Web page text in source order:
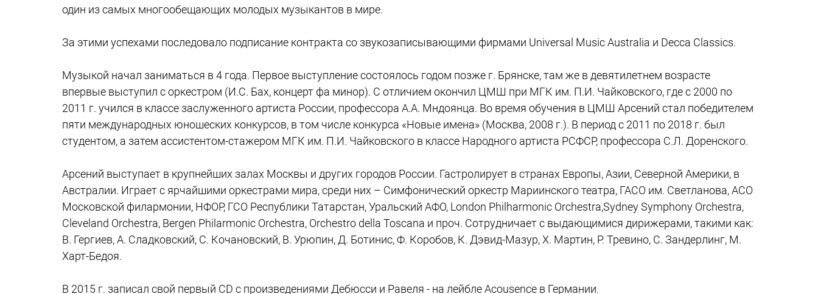
один из самых многообещающих молодых музыкантов в мире.
За этими успехами последовало подписание контракта со звукозаписывающими фирмами Universal Music Australia и Decca Classics.
Музыкой начал заниматься в 4 года. Первое выступление состоялось годом позже г. Брянске, там же в девятилетнем возрасте
впервые выступил с оркестром (И.С. Бах, концерт фа минор). С отличием окончил ЦМШ при МГК им. П.И. Чайковского, где с 2000 по
2011 г. учился в классе заслуженного артиста России, профессора А.А. Мндоянца. Во время обучения в ЦМШ Арсений стал победителем
пяти международных юношеских конкурсов, в том числе конкурса «Новые имена» (Москва, 2008 г.). В период с 2011 по 2018 г. был
студентом, а затем ассистентом-стажером МГК им. П.И. Чайковского в классе Народного артиста РСФСР, профессора С.Л. Доренского.
Арсений выступает в крупнейших залах Москвы и других городов России. Гастролирует в странах Европы, Азии, Северной Америки, в
Австралии. Играет с ярчайшими оркестрами мира, среди них – Симфонический оркестр Мариинского театра, ГАСО им. Светланова, АСО
Московской филармонии, НФОР, ГСО Республики Татарстан, Уральский АФО, London Philharmonic Orchestra,Sydney Symphony Orchestra,
Cleveland Orchestra, Bergen Philarmonic Orchestra, Orchestro della Toscana и проч. Сотрудничает с выдающимися дирижерами, такими как:
В. Гергиев, А. Сладковский, С. Кочановский, В. Урюпин, Д. Ботинис, Ф. Коробов, К. Дэвид-Мазур, Х. Мартин, Р. Тревино, С. Зандерлинг, М.
Харт-Бедоя.
В 2015 г. записал свой первый CD с произведениями Дебюсси и Равеля - на лейбле Acousence в Германии.